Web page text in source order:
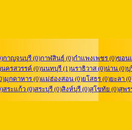
กาญจนบุรี (0)กาฬสินธุ์ (0)กำแพงเพชร (0)ขอน
นครสวรรค์ (0)นนทบุรี (1)นราธิวาส (0)น่าน (0)บุ
มุกดาหาร (0)แม่ฮ่องสอน (0)ยโสธร (0)ยะลา
สระแก้ว (0)สระบุรี (0)สิงห์บุรี (0)สุโขทัย (0)สุพร